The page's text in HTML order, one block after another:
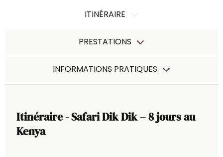
ITINÉRAIRE
PRESTATIONS
INFORMATIONS PRATIQUES
Itinéraire - Safari Dik Dik – 8 jours au
Kenya